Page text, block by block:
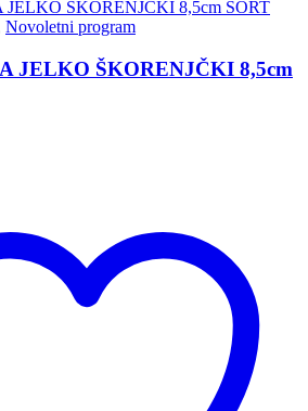
Novoletni program
JELKO ŠKORENJČKI 8,5cm